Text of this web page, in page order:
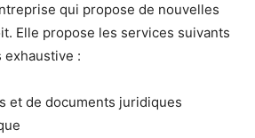
qui propose de nouvelles
Elle propose les services suivants
exhaustive :
et de documents juridiques